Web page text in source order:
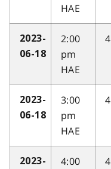
HAE
2023-
06-18
2:00
pm
HAE
4
2023-
06-18
3:00
pm
HAE
4
2023-
4:00
4